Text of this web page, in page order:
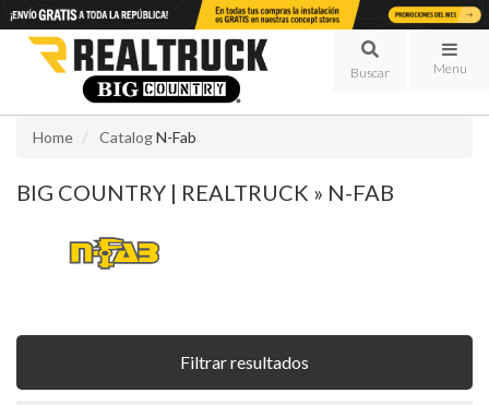
Menu
Home CatalogN-Fab
BIG COUNTRY | REALTRUCK » N-FAB
Filtrar resultados